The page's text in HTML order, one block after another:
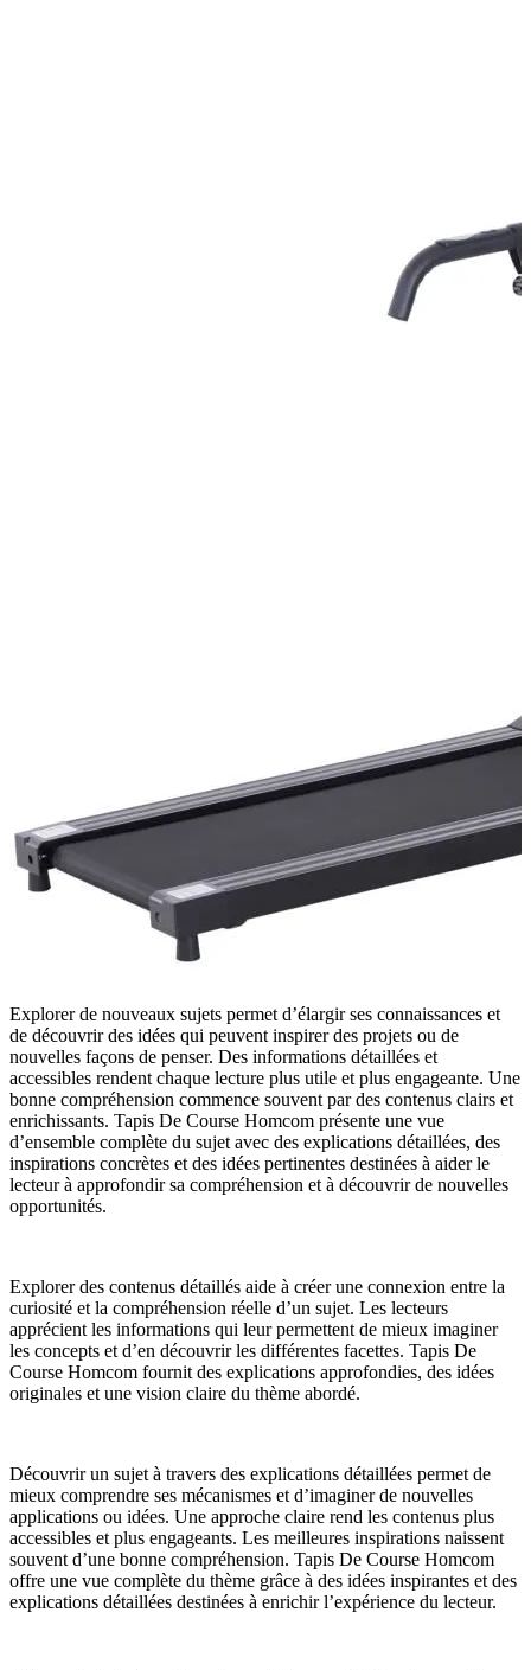
Explorer de nouveaux sujets permet d’élargir ses connaissances et
de découvrir des idées qui peuvent inspirer des projets ou de
nouvelles façons de penser. Des informations détaillées et
accessibles rendent chaque lecture plus utile et plus engageante. Une
bonne compréhension commence souvent par des contenus clairs et
enrichissants. Tapis De Course Homcom présente une vue
d’ensemble complète du sujet avec des explications détaillées, des
inspirations concrètes et des idées pertinentes destinées à aider le
lecteur à approfondir sa compréhension et à découvrir de nouvelles
opportunités.
Explorer des contenus détaillés aide à créer une connexion entre la
curiosité et la compréhension réelle d’un sujet. Les lecteurs
apprécient les informations qui leur permettent de mieux imaginer
les concepts et d’en découvrir les différentes facettes. Tapis De
Course Homcom fournit des explications approfondies, des idées
originales et une vision claire du thème abordé.
Découvrir un sujet à travers des explications détaillées permet de
mieux comprendre ses mécanismes et d’imaginer de nouvelles
applications ou idées. Une approche claire rend les contenus plus
accessibles et plus engageants. Les meilleures inspirations naissent
souvent d’une bonne compréhension. Tapis De Course Homcom
offre une vue complète du thème grâce à des idées inspirantes et des
explications détaillées destinées à enrichir l’expérience du lecteur.